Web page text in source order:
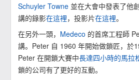
Schuyler Towne 並在大會中發表了他
講的錄影在這裡，投影片在這裡。
在另外一頭， Medeco 的首席工程師
講。Peter 自 1960 年開始做鎖匠，於
Peter 在開鎖大賽中長達四小時的馬拉
鎖的公司有了更好的互動。